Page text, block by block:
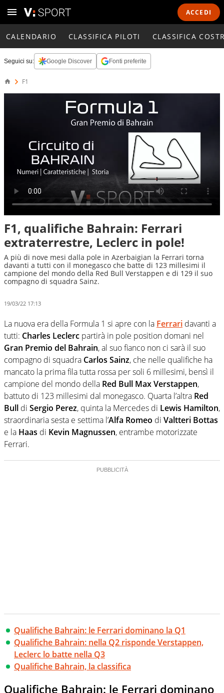
ACCEDI
CALENDARIO CLASSIFICA PILOTI CLASSIFICA
Seguici su: Google Discover Fonti preferite
F1
F1, qualifiche Bahrain: Ferrari
extraterrestre, Leclerc in pole!
A più di nove mesi dalla pole in Azerbaigian la Ferrari torna
davanti a tutti con il monegasco che batte di 123 millesimi il
campione del mondo della Red Bull Verstappen e di 129 il suo
compagno di squadra Sainz.
19/03/22 17:13
La nuova era della Formula 1 si apre con la Ferrari davanti a
tutti: Charles Leclerc partirà in pole position domani nel
Gran Premio del Bahrain, al suo fianco non ci sarà il suo
compagno di squadra Carlos Sainz, che nelle qualifiche ha
mancato la prima fila tutta rossa per soli 6 millesimi, bensì il
campione del mondo della Red Bull Max Verstappen,
battuto di 123 millesimi dal monegasco. Quarta l’altra Red
Bull di Sergio Perez, quinta la Mercedes di Lewis Hamilton,
straordinaria sesta e settima l’Alfa Romeo di Valtteri Bottas
e la Haas di Kevin Magnussen, entrambe motorizzate
Ferrari.
Qualifiche Bahrain: le Ferrari dominano la Q1
Qualifiche Bahrain: nella Q2 risponde Verstappen,
Leclerc lo batte nella Q3
Qualifiche Bahrain, la classifica
Qualifiche Bahrain: le Ferrari dominano